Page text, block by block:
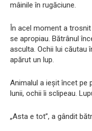
mâinile în rugăciune.
În acel moment a trosnit
se apropiau. Bătrânul
asculta. Ochii lui căutau
apărut un lup.
Animalul a ieșit încet pe
lunii, ochii îi sclipeau.
„Asta e tot”, a gândit